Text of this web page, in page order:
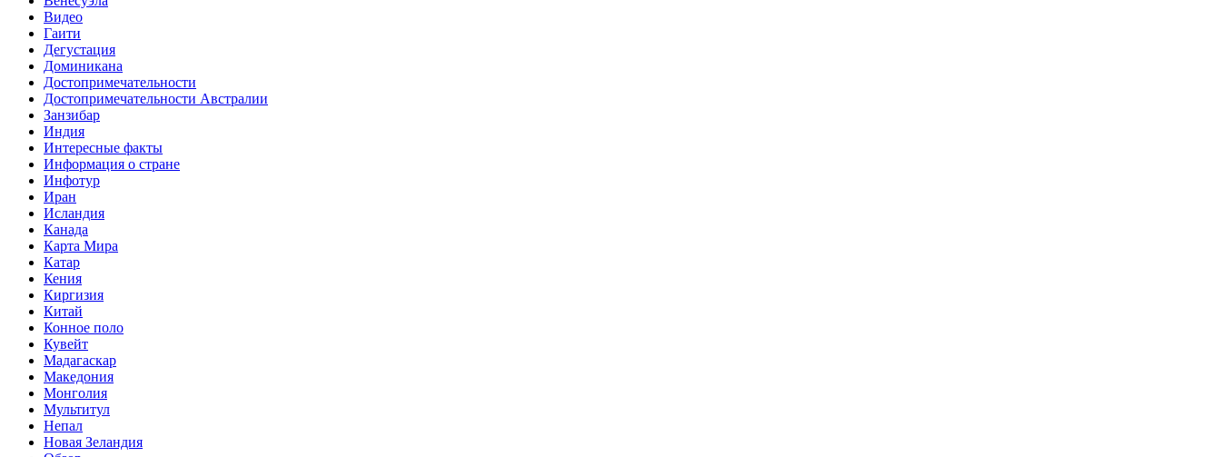
Видео
Гаити
Дегустация
Доминикана
Достопримечательности
Достопримечательности Австралии
Занзибар
Индия
Интересные факты
Информация о стране
Инфотур
Иран
Исландия
Канада
Карта Мира
Катар
Кения
Киргизия
Китай
Конное поло
Кувейт
Мадагаскар
Македония
Монголия
Мультитул
Непал
Новая Зеландия